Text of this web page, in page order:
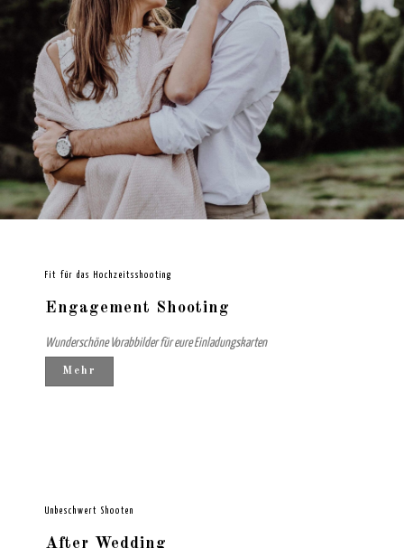
Fit für das Hochzeitsshooting
Engagement Shooting
Wunderschöne Vorabbilder für eure Einladungskarten
Mehr
Unbeschwert Shooten
After Wedding